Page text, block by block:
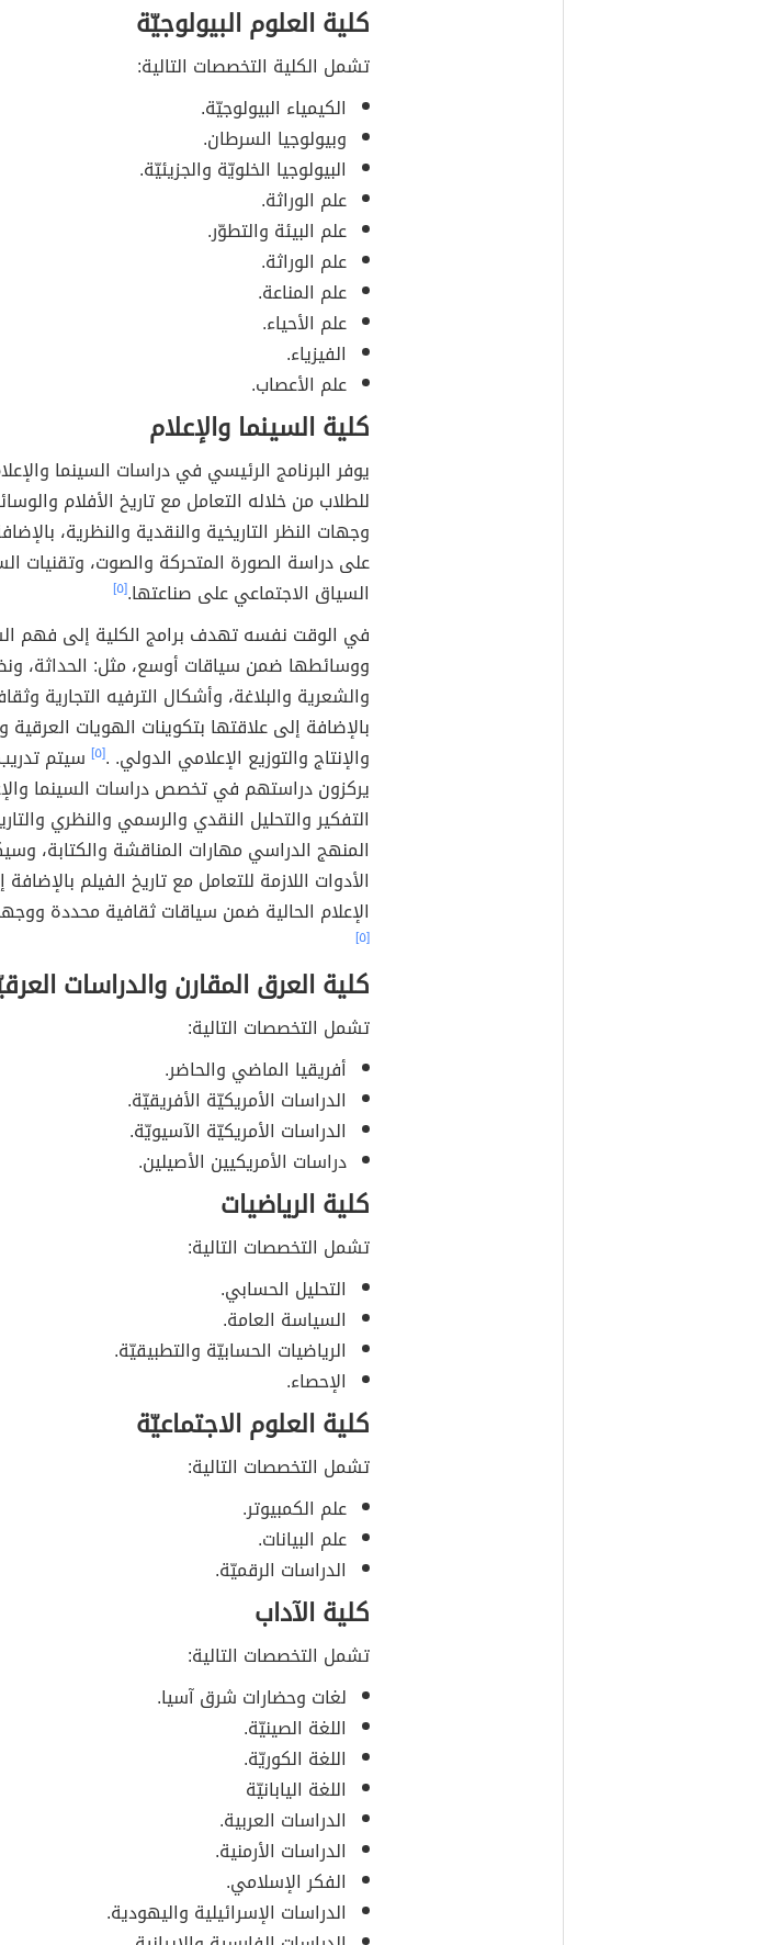
كلية العلوم البيولوجيّة
تشمل الكلية التخصصات التالية:
الكيمياء البيولوجيّة.
وبيولوجيا السرطان.
البيولوجيا الخلويّة والجزيئيّة.
علم الوراثة.
علم البيئة والتطوّر.
علم الوراثة.
علم المناعة.
علم الأحياء.
الفيزياء.
علم الأعصاب.
كلية السينما والإعلام
يوفر البرنامج الرئيسي في دراسات السينما
للطلاب من خلاله التعامل مع تاريخ الأفلام
وجهات النظر التاريخية والنقدية والنظرية،
على دراسة الصورة المتحركة والصوت، وتقنيات
السياق الاجتماعي على صناعتها.[٥]
في الوقت نفسه تهدف برامج الكلية إلى فهم
ووسائطها ضمن سياقات أوسع، مثل: الحداثة،
والشعرية والبلاغة، وأشكال الترفيه التجارية
بالإضافة إلى علاقتها بتكوينات الهويات العرقية
والإنتاج والتوزيع الإعلامي الدولي. .[٥]
سيتم
يركزون دراستهم في تخصص دراسات السينما
التفكير والتحليل النقدي والرسمي والنظري
المنهج الدراسي مهارات المناقشة والكتابة،
الأدوات اللازمة للتعامل مع تاريخ الفيلم
الإعلام الحالية ضمن سياقات ثقافية محددة
[٥]
كلية العرق المقارن والدراسات
تشمل التخصصات التالية:
أفريقيا الماضي والحاضر.
الدراسات الأمريكيّة الأفريقيّة.
الدراسات الأمريكيّة الآسيويّة.
دراسات الأمريكيين الأصيلين.
كلية الرياضيات
تشمل التخصصات التالية:
التحليل الحسابي.
السياسة العامة.
الرياضيات الحسابيّة والتطبيقيّة.
الإحصاء.
كلية العلوم الاجتماعيّة
تشمل التخصصات التالية:
علم الكمبيوتر.
علم البيانات.
الدراسات الرقميّة.
كلية الآداب
تشمل التخصصات التالية:
لغات وحضارات شرق آسيا.
اللغة الصينيّة.
اللغة الكوريّة.
اللغة اليابانيّة
الدراسات العربية.
الدراسات الأرمنية.
الفكر الإسلامي.
الدراسات الإسرائيلية واليهودية.